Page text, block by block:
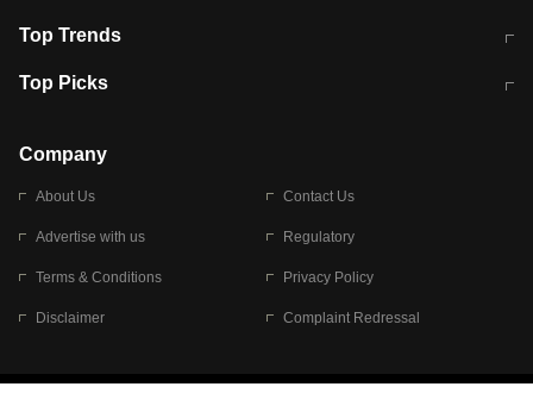
10 अगस्त को विधानसभा का घेराव करेंगे
Top Trends
RBI का नया नियम: अब बैंकों को अपनी सभी
Top Picks
बारिश की चेतावनी
Company
About Us Contact Us
Advertise with us Regulatory
Terms & Conditions Privacy Policy
Disclaimer Complaint Redressal